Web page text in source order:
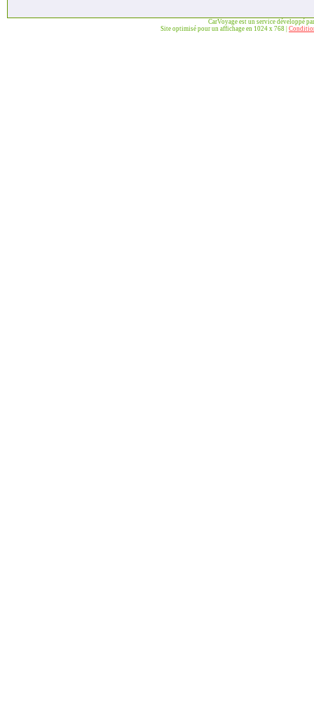
CarVoyage est un service développé
Site optimisé pour un affichage en 1024 x 768 |